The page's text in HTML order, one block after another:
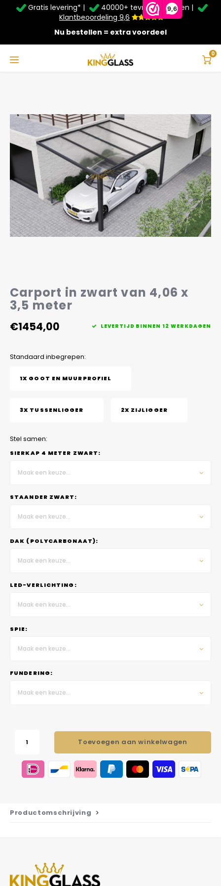
9,6
Service & Contact
Afhalen
Montage
Betaalmethoden
Garantie
Veelgestelde vragen
Taal
Deutsch
Gratis levering* |
40000+ tevreden klanten |
Klantbeoordeling 9,6
Nu bestellen = extra voordeel
0
Zomer Deals: Tot 20% kortingop schuifwanden en
veranda's +€20extra kassa korting*
Carport in zwart van 4,06 x 3,5 meter
Carport in zwart van 4,06 x
3,5 meter
€1454,00 LEVERTIJD BINNEN 12 WERKDAGEN
Standaard inbegrepen:
1X GOOT EN MUURPROFIEL
3X TUSSENLIGGER 2X ZIJLIGGER
Stel samen:
SIERKAP 4 METER ZWART:
Maak een keuze...
STAANDER ZWART:
Maak een keuze...
DAK (POLYCARBONAAT):
Maak een keuze...
LED-VERLICHTING:
Maak een keuze...
SPIE:
Maak een keuze...
FUNDERING:
Maak een keuze...
Toevoegen aan winkelwagen
Productomschrijving